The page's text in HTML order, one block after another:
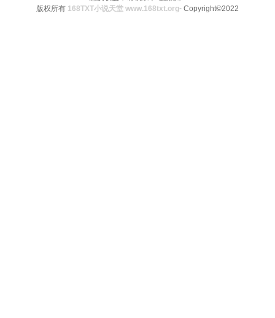
版权所有 168TXT小说天堂 www.168txt.org- Copyright©2022